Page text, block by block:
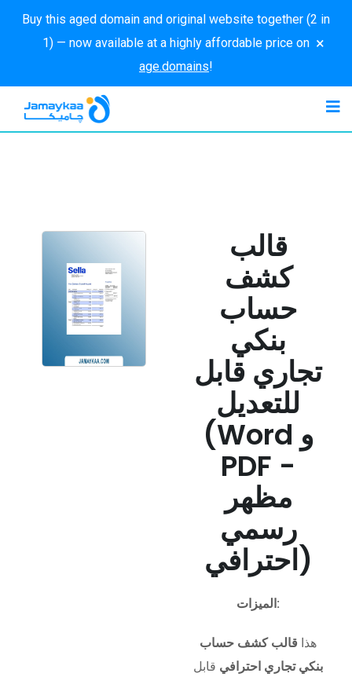
Buy this aged domain and original website together (2 in
1) — now available at a highly affordable price on
age.domains!
×
قالب
كشف
حساب
بنكي
تجاري قابل
للتعديل
(Word و
PDF -
مظهر
رسمي
احترافي)
الميزات:
هذا قالب كشف حساب
بنكي تجاري احترافي قابل